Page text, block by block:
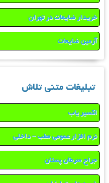
خریدار ضایعات در تهران
آرمین ضایعات
تبلیغات متنی تلاش
اکسیر یاب
نرم افزار عمومی مطب – داخلی
جراح سرطان پستان